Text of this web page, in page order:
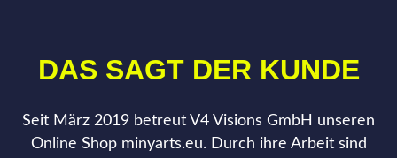
DAS SAGT DER KUNDE
Seit März 2019 betreut V4 Visions GmbH unseren
Online Shop minyarts.eu. Durch ihre Arbeit sind